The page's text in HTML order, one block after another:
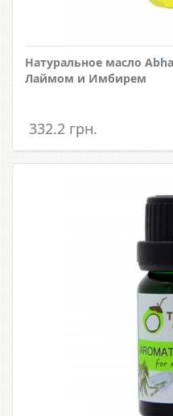
Натуральное масло
Лаймом и Имбирем
332.2 грн.